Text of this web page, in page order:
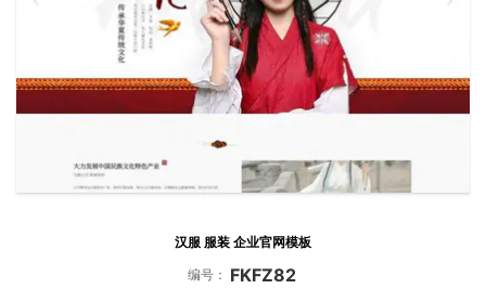
汉服 服装 企业官网模板
编号： FKFZ82